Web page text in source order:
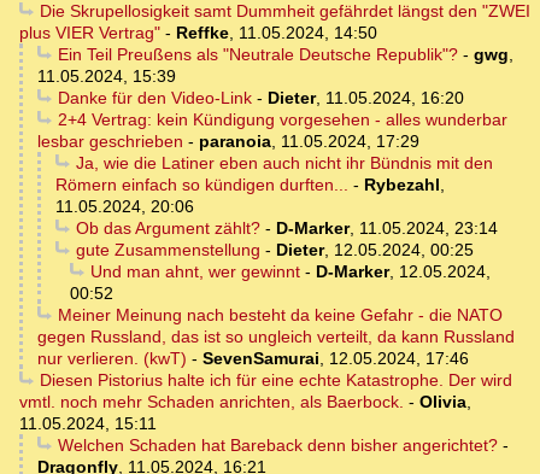
Die Skrupellosigkeit samt Dummheit gefährdet längst den "ZWEI
plus VIER Vertrag" - Reffke, 11.05.2024, 14:50
Ein Teil Preußens als "Neutrale Deutsche Republik"?- gwg,
11.05.2024, 15:39
Danke für den Video-Link- Dieter, 11.05.2024, 16:20
2+4 Vertrag: kein Kündigung vorgesehen - alles wunderbar
lesbar geschrieben - paranoia, 11.05.2024, 17:29
Ja, wie die Latiner eben auch nicht ihr Bündnis mit den
Römern einfach so kündigen durften... - Rybezahl,
11.05.2024, 20:06
Ob das Argument zählt?- D-Marker, 11.05.2024, 23:14
gute Zusammenstellung - Dieter, 12.05.2024, 00:25
Und man ahnt, wer gewinnt- D-Marker, 12.05.2024,
00:52
Meiner Meinung nach besteht da keine Gefahr - die NATO
gegen Russland, das ist so ungleich verteilt, da kann Russland
nur verlieren. (kwT) - SevenSamurai, 12.05.2024, 17:46
Diesen Pistorius halte ich für eine echte Katastrophe. Der wird
vmtl. noch mehr Schaden anrichten, als Baerbock. - Olivia,
11.05.2024, 15:11
Welchen Schaden hat Bareback denn bisher angerichtet?-
Dragonfly, 11.05.2024, 16:21